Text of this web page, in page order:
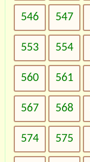
546 547
553 554
560 561
567 568
574 575